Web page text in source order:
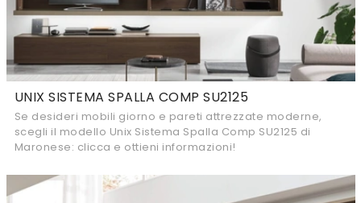
UNIX SISTEMA SPALLA COMP SU2125
Se desideri mobili giorno e pareti attrezzate moderne,
scegli il modello Unix Sistema Spalla Comp SU2125 di
Maronese: clicca e ottieni informazioni!